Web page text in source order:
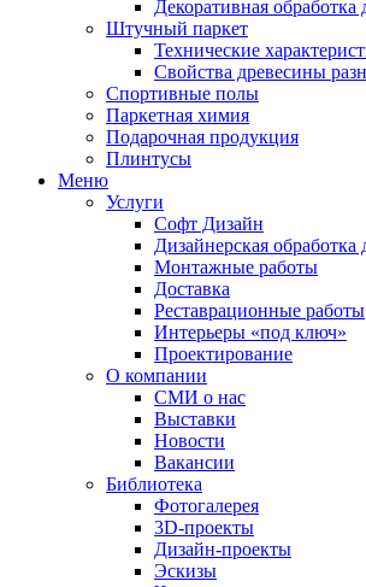
Декоративная обработка
Штучный паркет
Технические
Свойства древесины
Спортивные полы
Паркетная химия
Подарочная продукция
Плинтусы
Меню
Услуги
Софт Дизайн
Дизайнерская обработка
Монтажные работы
Доставка
Реставрационные работы
Интерьеры «под ключ»
Проектирование
О компании
СМИ о нас
Выставки
Новости
Вакансии
Библиотека
Фотогалерея
3D-проекты
Дизайн-проекты
Эскизы